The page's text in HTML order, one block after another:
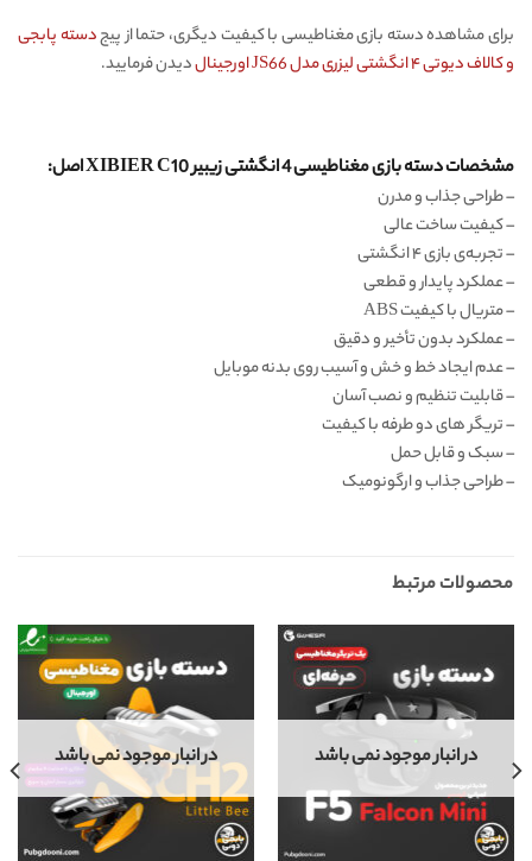
برای مشاهده دسته بازی مغناطیسی با کیفیت دیگری، حتما از پیجدسته پابجی
و کالاف دیوتی ۴ انگشتی لیزری مدل JS66 اورجینال
دیدن فرمایید.
مشخصات دسته بازی مغناطیسی 4 انگشتی زیبیر XIBIER C10 اصل:
– طراحی جذاب و مدرن
– کیفیت ساخت عالی
– تجربه‌ی بازی ۴ انگشتی
– عملکرد پایدار و قطعی
– متریال با کیفیت ABS
– عملکرد بدون تأخیر و دقیق
– عدم ایجاد خط و خش و آسیب روی بدنه موبایل
– قابلیت تنظیم و نصب آسان
– تریگر های دو طرفه با کیفیت
– سبک و قابل حمل
– طراحی جذاب و ارگونومیک
محصولات مرتبط
در انبار موجود نمی باشد در انبار موجود نمی باشد